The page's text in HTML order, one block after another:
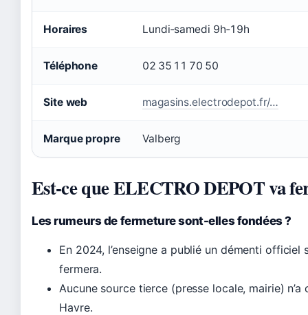
Horaires Lundi‑samedi 9h‑19h
Téléphone 02 35 11 70 50
Site web magasins.electrodepot.fr/…
Marque propre Valberg
Est-ce que ELECTRO DEPOT va
Les rumeurs de fermeture sont-elles fondées ?
En 2024, l’enseigne a publié un démenti officiel
fermera.
Aucune source tierce (presse locale, mairie)
Havre.